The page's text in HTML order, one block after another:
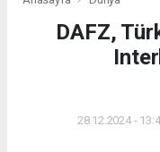
DAFZ,
28.12.2024 -